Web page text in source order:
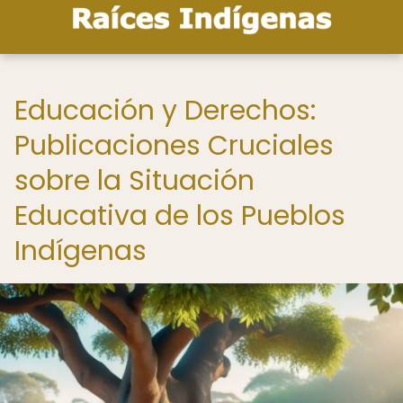
Educación y Derechos:
Publicaciones Cruciales
sobre la Situación
Educativa de los Pueblos
Indígenas